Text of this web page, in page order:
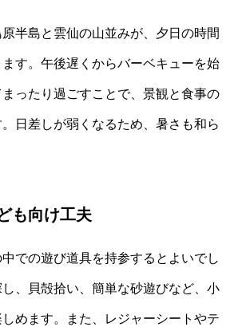
半島と雲仙の山並みが、夕日の時間
す。午後遅くからバーベキューを始
ったり過ごすことで、景観と食事の
日差しが弱くなるため、暑さも和ら
も向け工夫
での遊び道具を持参するとよいでし
し、貝殻拾い、簡単な砂遊びなど、小
めます。また、レジャーシートやテ